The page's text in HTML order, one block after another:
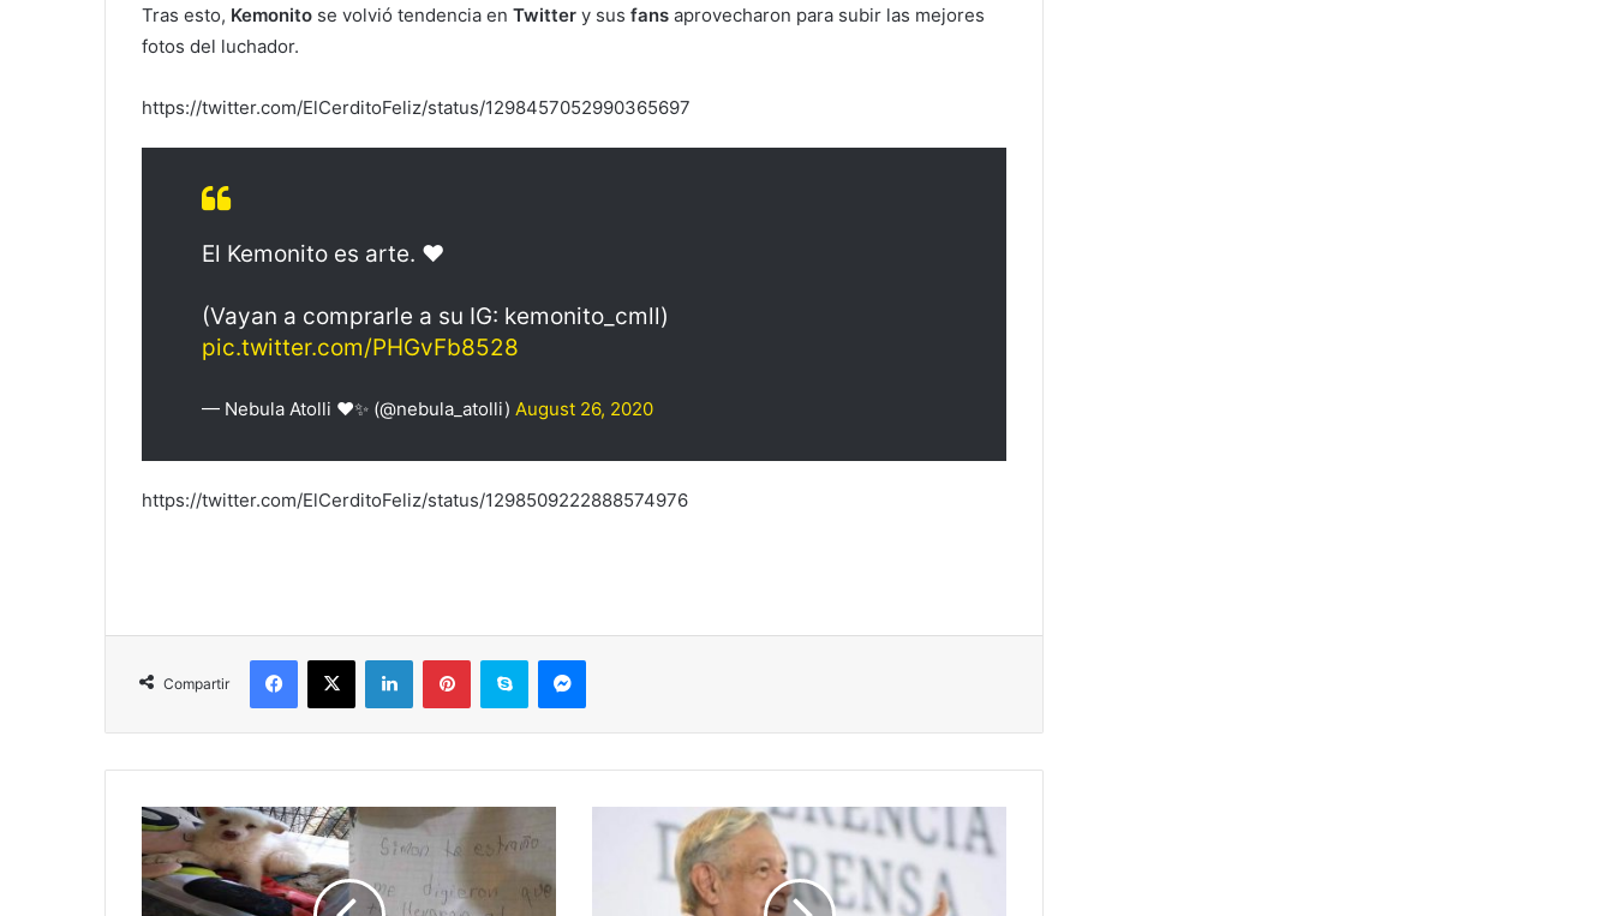
Tras esto, Kemonito se volvió tendencia en Twitter y sus fans aprovecharon para subir las mejores
fotos del luchador.
https://twitter.com/ElCerditoFeliz/status/1298457052990365697
El Kemonito es arte. ❤️
(Vayan a comprarle a su IG: kemonito_cmll)
pic.twitter.com/PHGvFb8528
— Nebula Atolli ❤️✨ (@nebula_atolli) August 26, 2020
https://twitter.com/ElCerditoFeliz/status/1298509222888574976
Compartir
Facebook
X LinkedInPinterestSkype Messenger
Niño
Que
Tuvo
Que